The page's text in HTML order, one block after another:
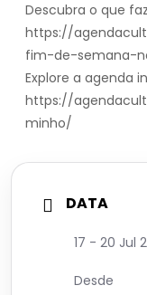
Descubra o que
https://
fim-de-semana-
Explore a agenda
https://
minho/
DATA
17 - 20 Jul
Desde